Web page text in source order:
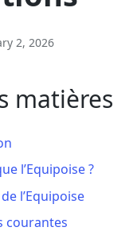
2, 2026
matières
l’Equipoise ?
l’Equipoise
courantes